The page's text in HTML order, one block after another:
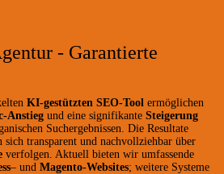
- Garantierte
KI-gestützten SEO-Tool ermöglichen
Anstieg und eine signifikante Steigerung
Suchergebnissen. Die Resultate
sich transparent und nachvollziehbar über
verfolgen. Aktuell bieten wir umfassende
– und Magento-Websites; weitere Systeme